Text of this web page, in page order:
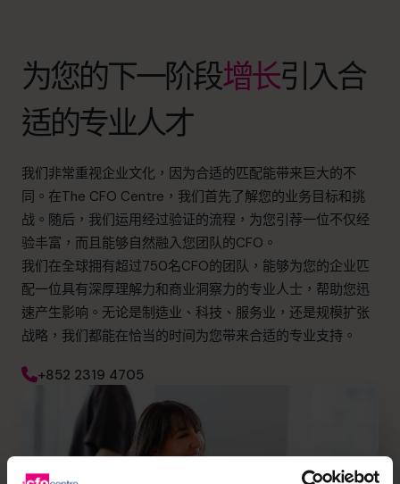
为您的下一阶段增长引入合
适的专业人才
我们非常重视企业文化，因为合适的匹配能带来巨大的不
同。在The CFO Centre，我们首先了解您的业务目标和挑
战。随后，我们运用经过验证的流程，为您引荐一位不仅经
验丰富，而且能够自然融入您团队的CFO。
我们在全球拥有超过750名CFO的团队，能够为您的企业匹
配一位具有深厚理解力和商业洞察力的专业人士，帮助您迅
速产生影响。无论是制造业、科技、服务业，还是规模扩张
战略，我们都能在恰当的时间为您带来合适的专业支持。
+852 2319 4705